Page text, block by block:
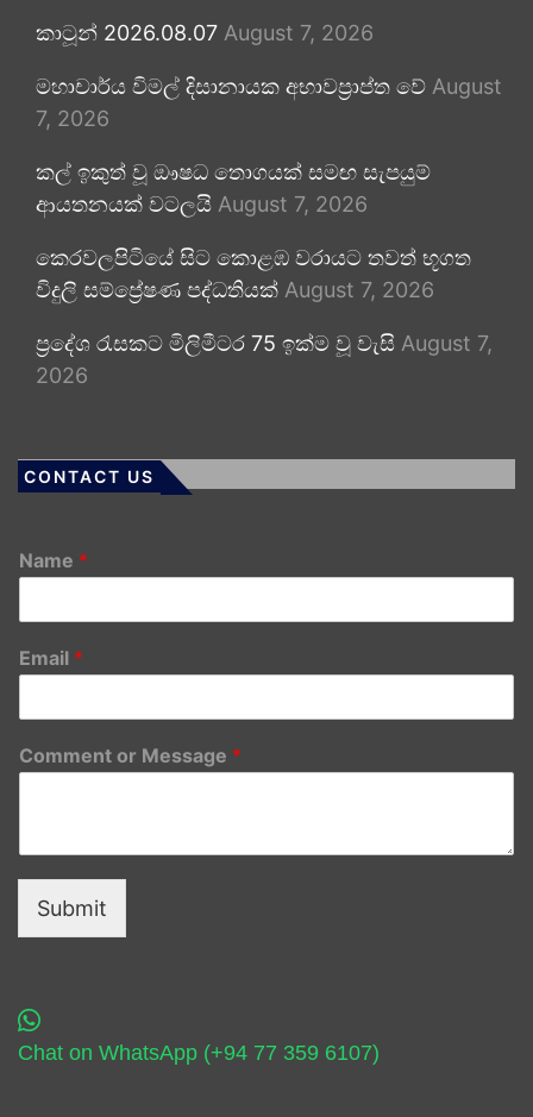
කාටූන් 2026.08.07 August 7, 2026
මහාචාර්ය විමල් දිසානායක අභාවප්‍රාප්ත වේ August
7, 2026
කල් ඉකුත් වූ ඖෂධ තොගයක් සමඟ සැපයුම්
ආයතනයක් වටලයි August 7, 2026
කෙරවලපිටියේ සිට කොළඹ වරායට තවත් භූගත
විදුලි සම්ප්‍රේෂණ පද්ධතියක් August 7, 2026
ප්‍රදේශ රැසකට මිලිමීටර 75 ඉක්ම වූ වැසි August 7,
2026
CONTACT US
Name *
Email *
Comment or Message *
Submit
Chat on WhatsApp (+94 77 359 6107)